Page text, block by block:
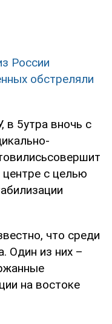
России
обстреляли
в 5утра вночь с
с целью
что среди
Один из них –
на востоке